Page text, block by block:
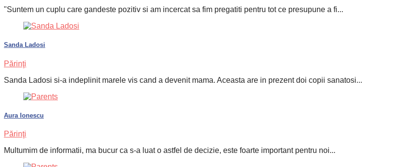
"Suntem un cuplu care gandeste pozitiv si am incercat sa fim pregatiti pentru tot ce presupune a fi...
Sanda Ladosi
Părinţi
Sanda Ladosi si-a indeplinit marele vis cand a devenit mama. Aceasta are in prezent doi copii sanatosi...
Aura Ionescu
Părinţi
Multumim de informatii, ma bucur ca s-a luat o astfel de decizie, este foarte important pentru noi...